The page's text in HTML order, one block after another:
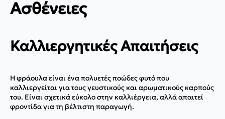
Ασθένειες
Καλλιεργητικές Απαιτήσεις
Η φράουλα είναι ένα πολυετές ποώδες φυτό που
καλλιεργείται για τους γευστικούς και αρωματικούς καρπούς
του. Είναι σχετικά εύκολο στην καλλιέργεια, αλλά απαιτεί
φροντίδα για τη βέλτιστη παραγωγή.